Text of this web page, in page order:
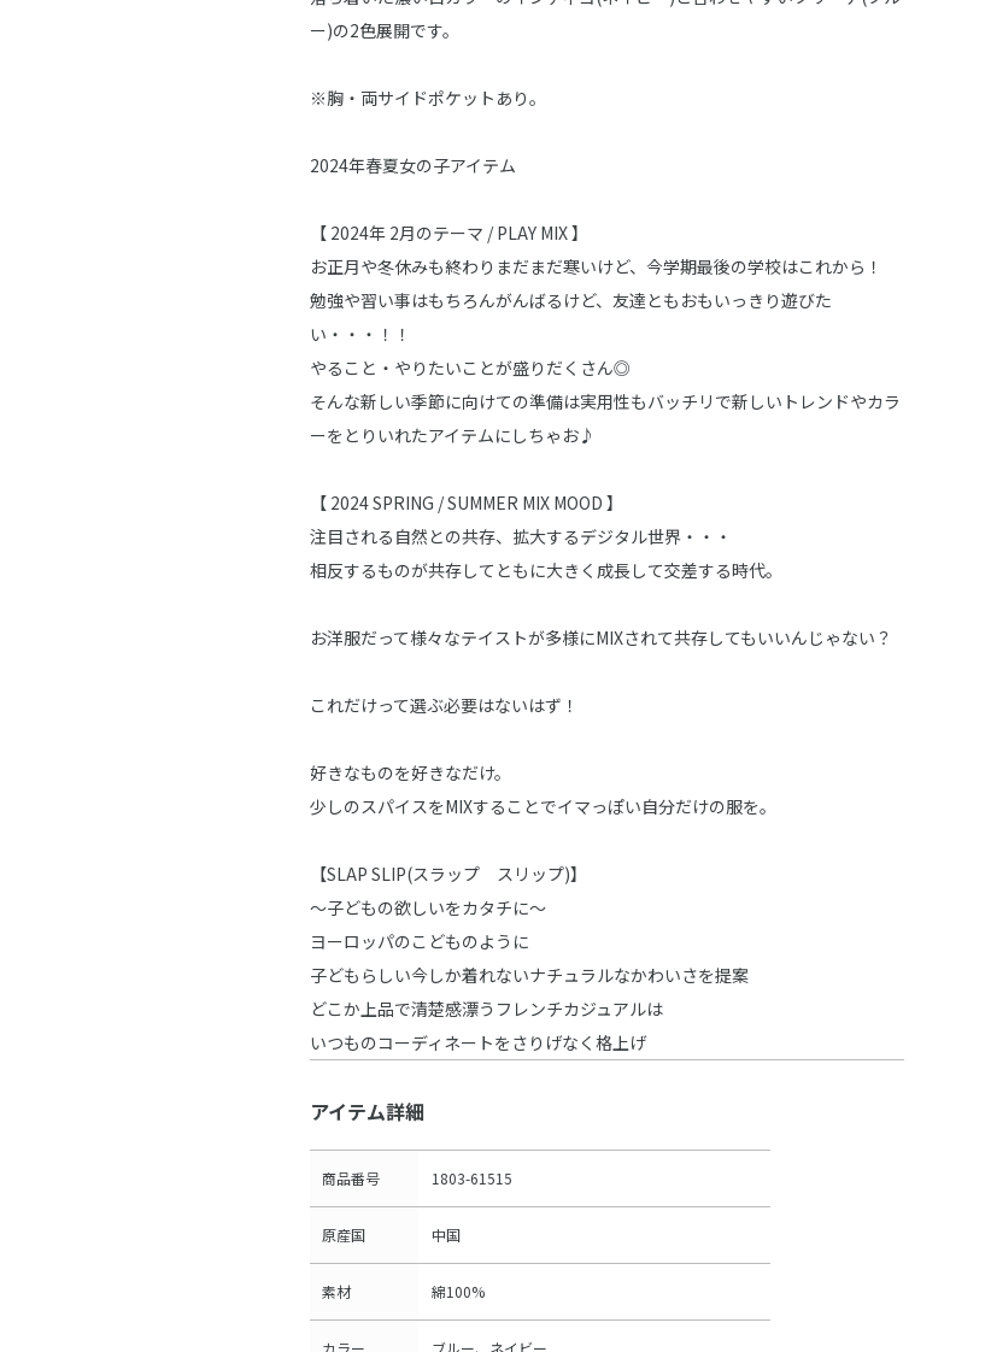
ー)の2色展開です。
※胸・両サイドポケットあり。
2024年春夏女の子アイテム
【 2024年 2月のテーマ / PLAY MIX 】
お正月や冬休みも終わりまだまだ寒いけど、今学期最後の学校はこれから！
勉強や習い事はもちろんがんばるけど、友達ともおもいっきり遊びた
い・・・！！
やること・やりたいことが盛りだくさん◎
そんな新しい季節に向けての準備は実用性もバッチリで新しいトレンドやカラ
ーをとりいれたアイテムにしちゃお♪
【 2024 SPRING / SUMMER MIX MOOD 】
注目される自然との共存、拡大するデジタル世界・・・
相反するものが共存してともに大きく成長して交差する時代。
お洋服だって様々なテイストが多様にMIXされて共存してもいいんじゃない？
これだけって選ぶ必要はないはず！
好きなものを好きなだけ。
少しのスパイスをMIXすることでイマっぽい自分だけの服を。
【SLAP SLIP(スラップ スリップ)】
～子どもの欲しいをカタチに～
ヨーロッパのこどものように
子どもらしい今しか着れないナチュラルなかわいさを提案
どこか上品で清楚感漂うフレンチカジュアルは
いつものコーディネートをさりげなく格上げ
アイテム詳細
商品番号 1803-61515
原産国 中国
素材 綿100%
カラー ブルー、ネイビー